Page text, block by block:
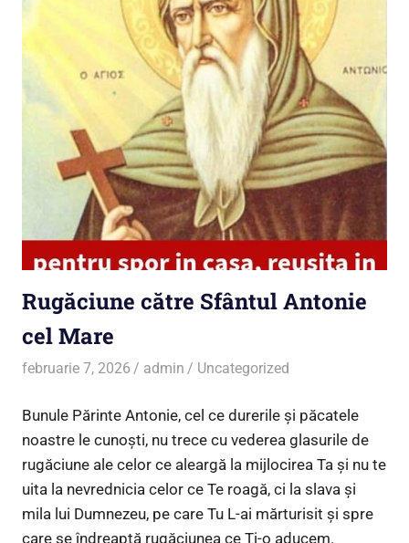
Rugăciune către Sfântul Antonie
cel Mare
februarie 7, 2026 admin Uncategorized
Bunule Părinte Antonie, cel ce durerile şi păcatele
noastre le cunoşti, nu trece cu vederea glasurile de
rugăciune ale celor ce aleargă la mijlocirea Ta şi nu te
uita la nevrednicia celor ce Te roagă, ci la slava şi
mila lui Dumnezeu, pe care Tu L-ai mărturisit şi spre
care se îndreaptă rugăciunea ce Ţi-o aducem.